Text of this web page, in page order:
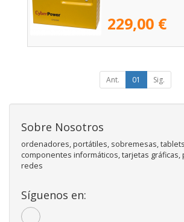
229,00 €
Ant. 01 Sig.
Sobre Nosotros
ordenadores, portátiles, sobremesas,
componentes informáticos, tarjetas
redes
Síguenos en: